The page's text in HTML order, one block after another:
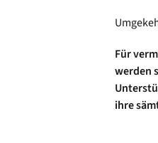
Für
werden
ihre